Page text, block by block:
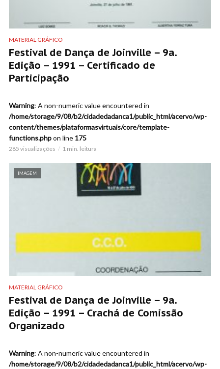
MATERIAL GRÁFICO
Festival de Dança de Joinville – 9a.
Edição – 1991 – Certificado de
Participação
Warning: A non-numeric value encountered in
/home/storage/9/08/b2/cidadedadanca1/public_html/acervo/wp-
content/themes/plataformasvirtuais/core/template-
functions.phpon line 175
285 visualizações 1 min. leitura
IMAGEM
MATERIAL GRÁFICO
Festival de Dança de Joinville – 9a.
Edição – 1991 – Crachá de Comissão
Organizado
Warning: A non-numeric value encountered in
/home/storage/9/08/b2/cidadedadanca1/public_html/acervo/wp-